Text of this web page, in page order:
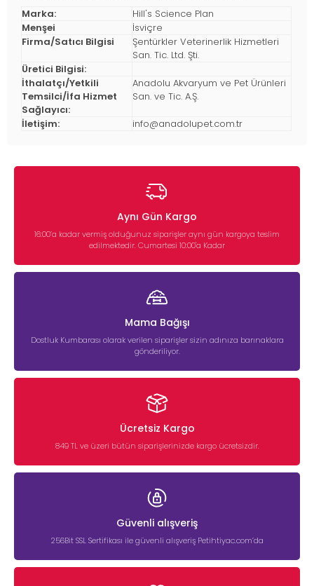
Marka:
Hill's Science Plan
Menşei
İsviçre
Firma/Satıcı Bilgisi
Şentürkler Veterinerlik Hizmetleri
San. Tic. Ltd. Şti.
Üretici Bilgisi:
İthalatçı/Yetkili
Temsilci/İfa Hizmet
Sağlayıcı:
Anadolu Akvaryum ve Pet Ürünleri
San. ve Tic. A.Ş.
İletişim: info@anadolupet.com.tr
Aynı Gün Kargo
16:00’a kadar vermiş olduğunuz siparişler aynı gün kargoya teslim
edilmektedir. Cumartesi 10:00'a Kadar
Mama Bağışı
Dostluk Kumbarası olarak verilen siparişler sizin adınıza barınaklara
gönderiliyor.
Ücretsiz Kargo
849 TL ve üzeri bütün siparişlerinizde kargo ücretsizdir.
Güvenli alışveriş
256Bit SSL Sertifikası ile güvenli alışveriş Petihtiyac.com’da